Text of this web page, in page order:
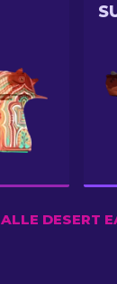
ALLE DESERT